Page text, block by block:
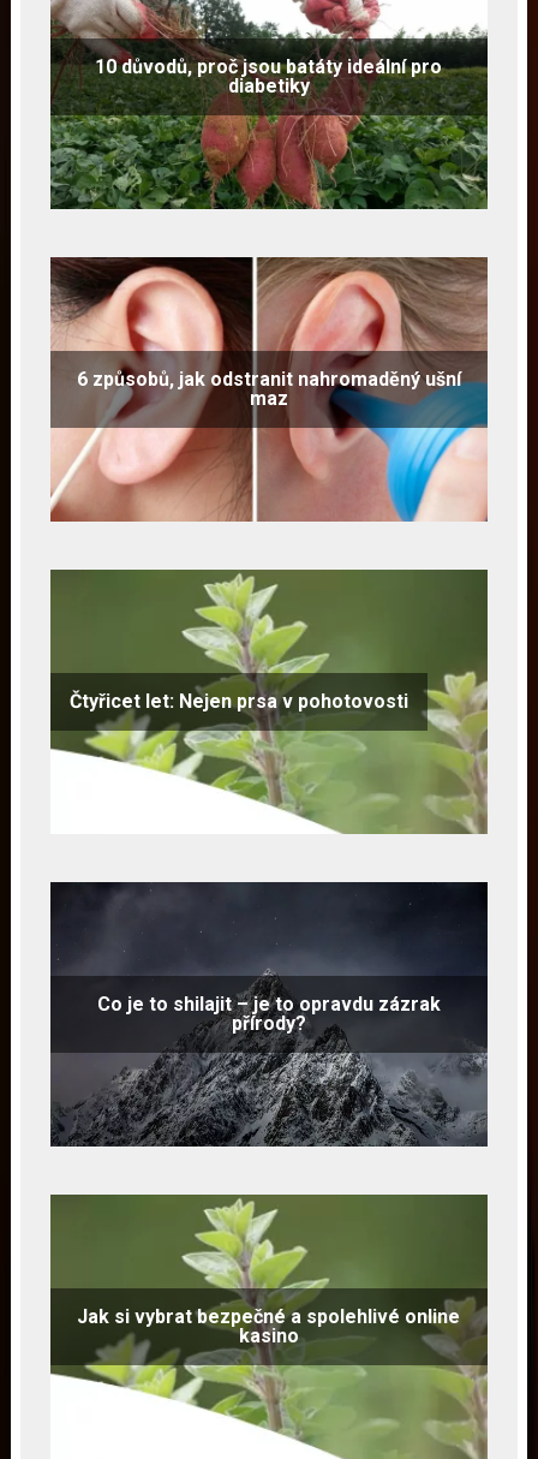
10 důvodů, proč jsou batáty ideální pro
diabetiky
6 způsobů, jak odstranit nahromaděný ušní
maz
Čtyřicet let: Nejen prsa v pohotovosti
Co je to shilajit – je to opravdu zázrak
přírody?
Jak si vybrat bezpečné a spolehlivé online
kasino